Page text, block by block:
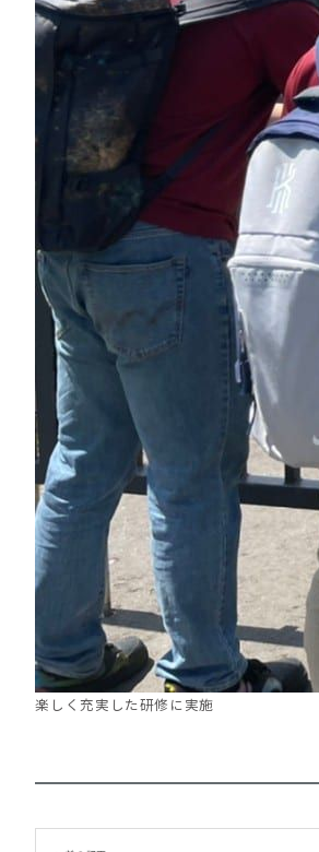
楽しく充実した研修に実施